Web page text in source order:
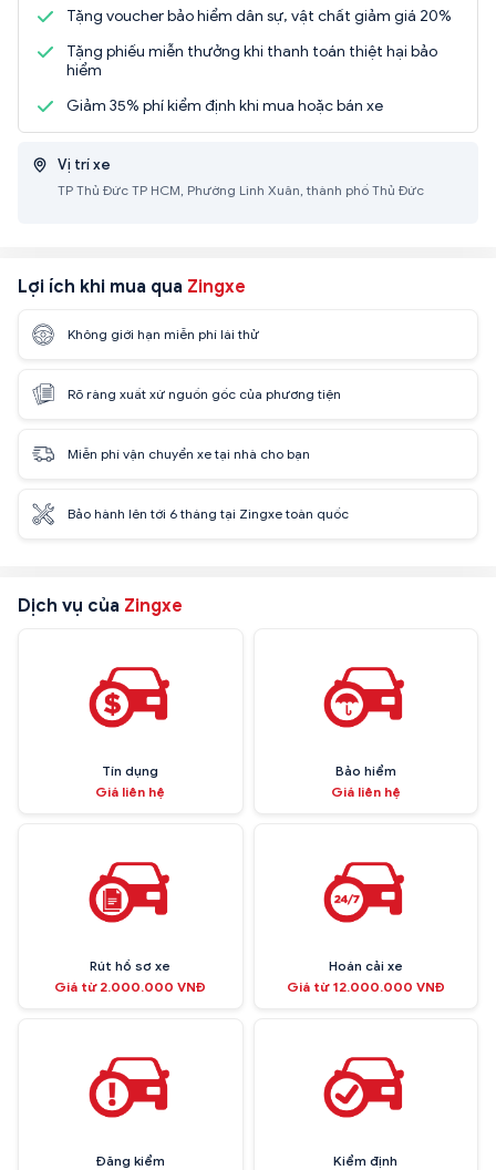
Tặng voucher bảo hiểm dân sự, vật chất giảm giá 20%
Tặng phiếu miễn thưởng khi thanh toán thiệt hại bảo
hiểm
Giảm 35% phí kiểm định khi mua hoặc bán xe
Vị trí xe
TP Thủ Đức TP HCM, Phường Linh Xuân, thành phố Thủ Đức
Lợi ích khi mua qua Zingxe
Không giới hạn miễn phí lái thử
Rõ ràng xuất xứ nguồn gốc của phương tiện
Miễn phí vận chuyển xe tại nhà cho bạn
Bảo hành lên tới 6 tháng tại Zingxe toàn quốc
Dịch vụ của Zingxe
Tín dụng
Giá liên hệ
Bảo hiểm
Giá liên hệ
Rút hồ sơ xe
Giá từ 2.000.000 VNĐ
Hoán cải xe
Giá từ 12.000.000 VNĐ
Đăng kiểm Kiểm định